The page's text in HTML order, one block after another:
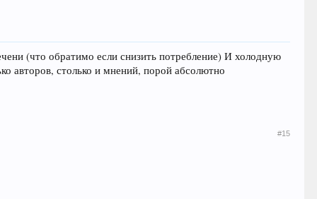
(что обратимо если снизить потребление) И холодную
авторов, столько и мнений, порой абсолютно
#15